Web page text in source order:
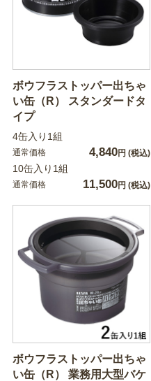
ボウフラストッパー出ちゃ
い缶（R） スタンダードタ
イプ
4缶入り1組
通常価格 4,840円 (税込)
10缶入り1組
通常価格 11,500円 (税込)
ボウフラストッパー出ちゃ
い缶（R） 業務用大型バケ